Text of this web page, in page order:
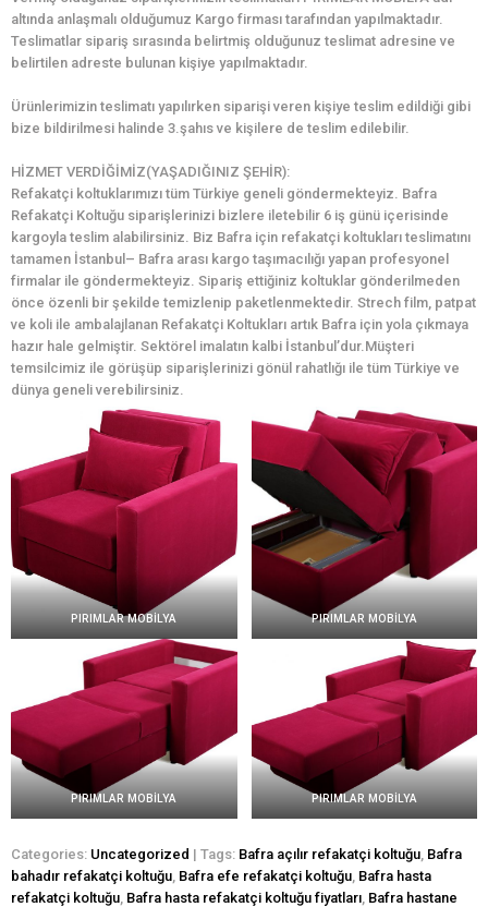
altında anlaşmalı olduğumuz Kargo firması tarafından yapılmaktadır.
Teslimatlar sipariş sırasında belirtmiş olduğunuz teslimat adresine ve
belirtilen adreste bulunan kişiye yapılmaktadır.
Ürünlerimizin teslimatı yapılırken siparişi veren kişiye teslim edildiği gibi
bize bildirilmesi halinde 3.şahıs ve kişilere de teslim edilebilir.
HİZMET VERDİĞİMİZ(YAŞADIĞINIZ ŞEHİR):
Refakatçi koltuklarımızı tüm Türkiye geneli göndermekteyiz. Bafra
Refakatçi Koltuğu siparişlerinizi bizlere iletebilir 6 iş günü içerisinde
kargoyla teslim alabilirsiniz. Biz Bafra için refakatçi koltukları teslimatını
tamamen İstanbul– Bafra arası kargo taşımacılığı yapan profesyonel
firmalar ile göndermekteyiz. Sipariş ettiğiniz koltuklar gönderilmeden
önce özenli bir şekilde temizlenip paketlenmektedir. Strech film, patpat
ve koli ile ambalajlanan Refakatçi Koltukları artık Bafra için yola çıkmaya
hazır hale gelmiştir. Sektörel imalatın kalbi İstanbul’dur.Müşteri
temsilcimiz ile görüşüp siparişlerinizi gönül rahatlığı ile tüm Türkiye ve
dünya geneli verebilirsiniz.
PIRIMLAR MOBİLYA PIRIMLAR MOBİLYA
PIRIMLAR MOBİLYA PIRIMLAR MOBİLYA
Categories: Uncategorized | Tags: Bafra açılır refakatçi koltuğu Bafra
bahadır refakatçi koltuğu Bafra efe refakatçi koltuğu Bafra hasta
refakatçi koltuğu Bafra hasta refakatçi koltuğu fiyatları Bafra hastane